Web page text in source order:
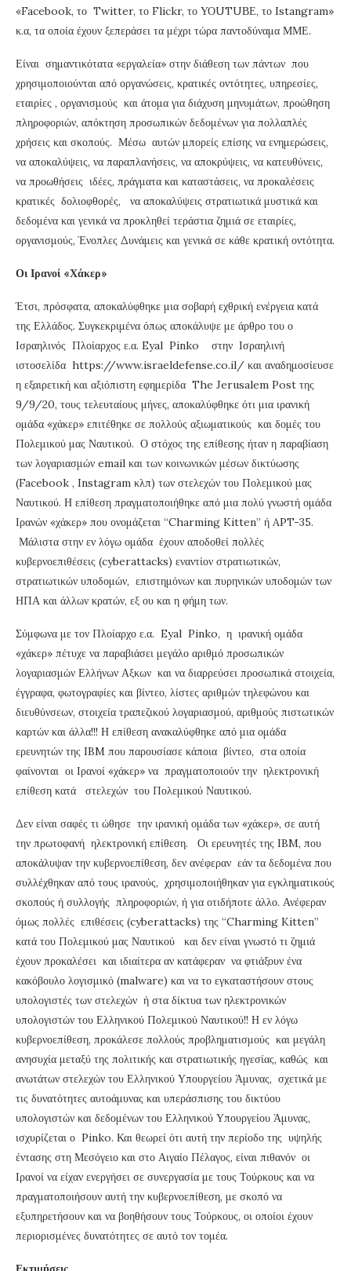
«Facebook, το Twitter, το Flickr, το ΥΟUTUΒΕ, το Istangram»
κ.α, τα οποία έχουν ξεπεράσει τα μέχρι τώρα παντοδύναμα ΜΜΕ.
Είναι σημαντικότατα «εργαλεία» στην διάθεση των πάντων που
χρησιμοποιούνται από οργανώσεις, κρατικές οντότητες, υπηρεσίες,
εταιρίες , οργανισμούς και άτομα για διάχυση μηνυμάτων, προώθηση
πληροφοριών, απόκτηση προσωπικών δεδομένων για πολλαπλές
χρήσεις και σκοπούς. Μέσω αυτών μπορείς επίσης να ενημερώσεις,
να αποκαλύψεις, να παραπλανήσεις, να αποκρύψεις, να κατευθύνεις,
να προωθήσεις ιδέες, πράγματα και καταστάσεις, να προκαλέσεις
κρατικές δολιοφθορές, να αποκαλύψεις στρατιωτικά μυστικά και
δεδομένα και γενικά να προκληθεί τεράστια ζημιά σε εταιρίες,
οργανισμούς, Ένοπλες Δυνάμεις και γενικά σε κάθε κρατική οντότητα.
Οι Ιρανοί «Χάκερ»
Έτσι, πρόσφατα, αποκαλύφθηκε μια σοβαρή εχθρική ενέργεια κατά
της Ελλάδος. Συγκεκριμένα όπως αποκάλυψε με άρθρο του ο
Ισραηλινός Πλοίαρχος ε.α. Eyal Pinko στην Ισραηλινή
ιστοσελίδα https://www.israeldefense.co.il/ και αναδημοσίευσε
η εξαιρετική και αξιόπιστη εφημερίδα The Jerusalem Post της
9/9/20, τους τελευταίους μήνες, αποκαλύφθηκε ότι μια ιρανική
ομάδα «χάκερ» επιτέθηκε σε πολλούς αξιωματικούς και δομές του
Πολεμικού μας Ναυτικού. Ο στόχος της επίθεσης ήταν η παραβίαση
των λογαριασμών email και των κοινωνικών μέσων δικτύωσης
(Facebook , Instagram κλπ) των στελεχών του Πολεμικού μας
Ναυτικού. Η επίθεση πραγματοποιήθηκε από μια πολύ γνωστή ομάδα
Ιρανών «χάκερ» που ονομάζεται “Charming Kitten” ή APT-35.
Μάλιστα στην εν λόγω ομάδα έχουν αποδοθεί πολλές
κυβερνοεπιθέσεις (cyberattacks) εναντίον στρατιωτικών,
στρατιωτικών υποδομών, επιστημόνων και πυρηνικών υποδομών των
ΗΠΑ και άλλων κρατών, εξ ου και η φήμη των.
Σύμφωνα με τον Πλοίαρχο ε.α. Eyal Pinko, η ιρανική ομάδα
«χάκερ» πέτυχε να παραβιάσει μεγάλο αριθμό προσωπικών
λογαριασμών Ελλήνων Αξκων και να διαρρεύσει προσωπικά στοιχεία,
έγγραφα, φωτογραφίες και βίντεο, λίστες αριθμών τηλεφώνου και
διευθύνσεων, στοιχεία τραπεζικού λογαριασμού, αριθμούς πιστωτικών
καρτών και άλλα!!! Η επίθεση ανακαλύφθηκε από μια ομάδα
ερευνητών της IBM που παρουσίασε κάποια βίντεο, στα οποία
φαίνονται οι Ιρανοί «χάκερ» να πραγματοποιούν την ηλεκτρονική
επίθεση κατά στελεχών του Πολεμικού Ναυτικού.
Δεν είναι σαφές τι ώθησε την ιρανική ομάδα των «χάκερ», σε αυτή
την πρωτοφανή ηλεκτρονική επίθεση. Οι ερευνητές της IBM, που
αποκάλυψαν την κυβερνοεπίθεση, δεν ανέφεραν εάν τα δεδομένα που
συλλέχθηκαν από τους ιρανούς, χρησιμοποιήθηκαν για εγκληματικούς
σκοπούς ή συλλογής πληροφοριών, ή για οτιδήποτε άλλο. Ανέφεραν
όμως πολλές επιθέσεις (cyberattacks) της “Charming Kitten”
κατά του Πολεμικού μας Ναυτικού και δεν είναι γνωστό τι ζημιά
έχουν προκαλέσει και ιδιαίτερα αν κατάφεραν να φτιάξουν ένα
κακόβουλο λογισμικό (malware) και να το εγκαταστήσουν στους
υπολογιστές των στελεχών ή στα δίκτυα των ηλεκτρονικών
υπολογιστών του Ελληνικού Πολεμικού Ναυτικού!! Η εν λόγω
κυβερνοεπίθεση, προκάλεσε πολλούς προβληματισμούς και μεγάλη
ανησυχία μεταξύ της πολιτικής και στρατιωτικής ηγεσίας, καθώς και
ανωτάτων στελεχών του Ελληνικού Υπουργείου Άμυνας, σχετικά με
τις δυνατότητες αυτοάμυνας και υπεράσπισης του δικτύου
υπολογιστών και δεδομένων του Ελληνικού Υπουργείου Άμυνας,
ισχυρίζεται ο Pinko. Και θεωρεί ότι αυτή την περίοδο της υψηλής
έντασης στη Μεσόγειο και στο Αιγαίο Πέλαγος, είναι πιθανόν οι
Ιρανοί να είχαν ενεργήσει σε συνεργασία με τους Τούρκους και να
πραγματοποιήσουν αυτή την κυβερνοεπίθεση, με σκοπό να
εξυπηρετήσουν και να βοηθήσουν τους Τούρκους, οι οποίοι έχουν
περιορισμένες δυνατότητες σε αυτό τον τομέα.